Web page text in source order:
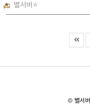
별서버⭐
© 별서버